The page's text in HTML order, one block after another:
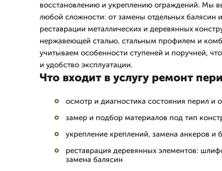
восстановлению и укреплению ограждений. Мы
любой сложности: от замены отдельных балясин
реставрации металлических и деревянных
нержавеющей сталью, стальным профилем и
учитываем особенности ступеней и поручней,
и удобство эксплуатации.
Что входит в услугу ремонт
осмотр и диагностика состояния перил и
замер и подбор материалов под тип
укрепление креплений, замена анкеров и
реставрация деревянных элементов:
замена балясин